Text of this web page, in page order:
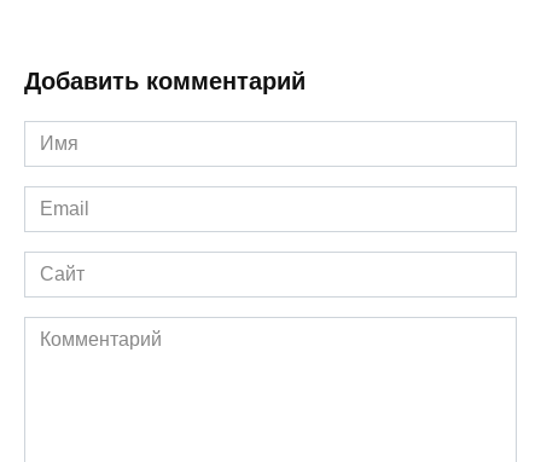
Добавить комментарий
Имя
*
Email
*
Сайт
Комментарий